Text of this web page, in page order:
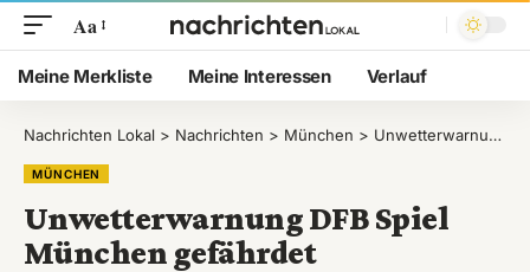
Aa
Meine Merkliste Meine Interessen Verlauf
Nachrichten Lokal > Nachrichten > München > Unwetterwarnung DFB Spiel München gefährdet
MÜNCHEN
Unwetterwarnung DFB Spiel
München gefährdet